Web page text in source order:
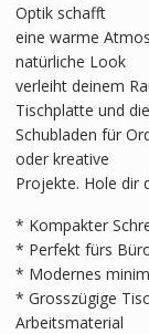
Optik schafft
eine warme
natürliche Look
verleiht deinem
Tischplatte und
Schubladen für
oder kreative
Projekte. Hole dir
* Kompakter
* Perfekt fürs
* Modernes
* Grosszügige
Arbeitsmaterial